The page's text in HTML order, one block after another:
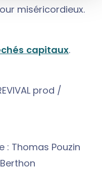
miséricordieux.
capitaux.
prod /
: Thomas Pouzin